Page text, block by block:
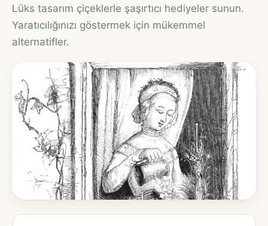
Lüks tasarım çiçeklerle şaşırtıcı hediyeler sunun.
Yaratıcılığınızı göstermek için mükemmel
alternatifler.